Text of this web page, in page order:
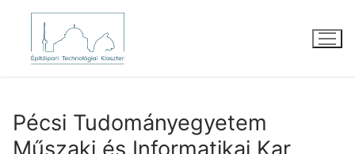
Ugrás
tartalomra
Pécsi Tudományegyetem
Műszaki és Informatikai Kar